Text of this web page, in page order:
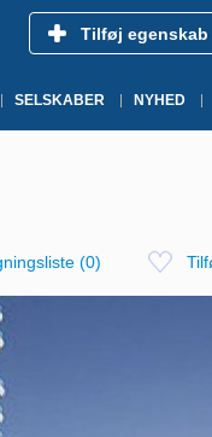
Tilføj egenskab
SELSKABER NYHED
(0)